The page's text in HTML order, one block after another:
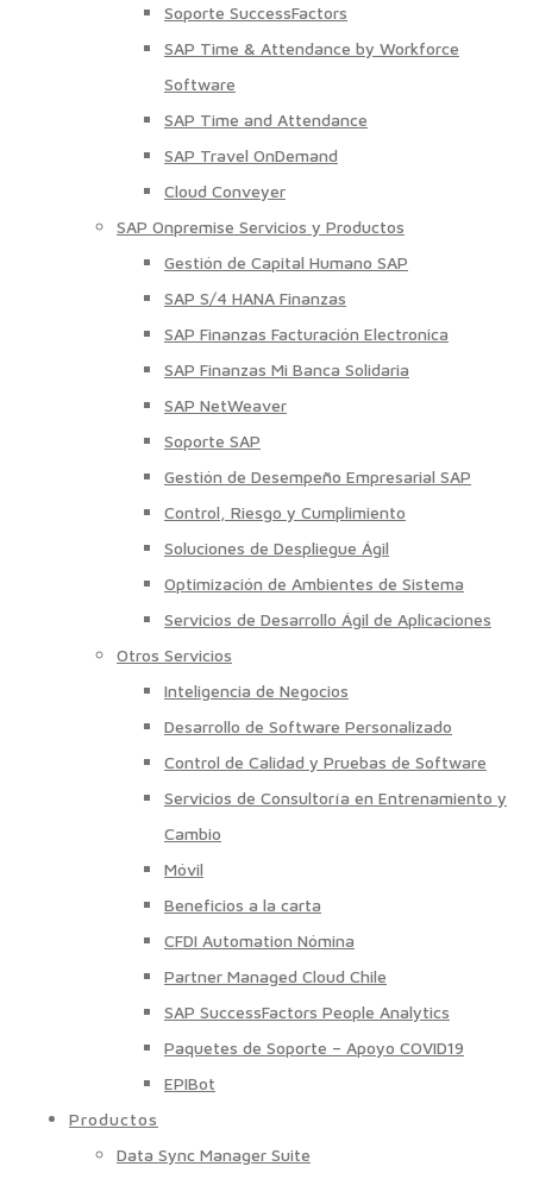
Soporte SuccessFactors
SAP Time & Attendance by Workforce
Software
SAP Time and Attendance
SAP Travel OnDemand
Cloud Conveyer
SAP Onpremise Servicios y Productos
Gestión de Capital Humano SAP
SAP S/4 HANA Finanzas
SAP Finanzas Facturación Electronica
SAP Finanzas Mi Banca Solidaria
SAP NetWeaver
Soporte SAP
Gestión de Desempeño Empresarial SAP
Control, Riesgo y Cumplimiento
Soluciones de Despliegue Ágil
Optimización de Ambientes de Sistema
Servicios de Desarrollo Ágil de Aplicaciones
Otros Servicios
Inteligencia de Negocios
Desarrollo de Software Personalizado
Control de Calidad y Pruebas de Software
Servicios de Consultoría en Entrenamiento y
Cambio
Móvil
Beneficios a la carta
CFDI Automation Nómina
Partner Managed Cloud Chile
SAP SuccessFactors People Analytics
Paquetes de Soporte – Apoyo COVID19
EPIBot
Productos
Data Sync Manager Suite